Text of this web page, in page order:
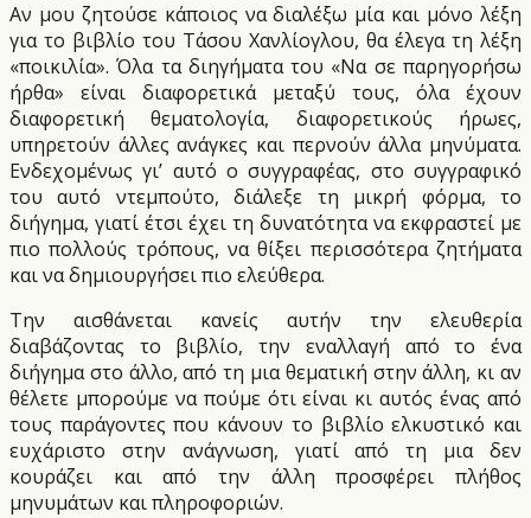
Αν μου ζητούσε κάποιος να διαλέξω μία και μόνο λέξη
για το βιβλίο του Τάσου Χανλίογλου, θα έλεγα τη λέξη
«ποικιλία». Όλα τα διηγήματα του «Να σε παρηγορήσω
ήρθα» είναι διαφορετικά μεταξύ τους, όλα έχουν
διαφορετική θεματολογία, διαφορετικούς ήρωες,
υπηρετούν άλλες ανάγκες και περνούν άλλα μηνύματα.
Ενδεχομένως γι’ αυτό ο συγγραφέας, στο συγγραφικό
του αυτό ντεμπούτο, διάλεξε τη μικρή φόρμα, το
διήγημα, γιατί έτσι έχει τη δυνατότητα να εκφραστεί με
πιο πολλούς τρόπους, να θίξει περισσότερα ζητήματα
και να δημιουργήσει πιο ελεύθερα.
Την αισθάνεται κανείς αυτήν την ελευθερία
διαβάζοντας το βιβλίο, την εναλλαγή από το ένα
διήγημα στο άλλο, από τη μια θεματική στην άλλη, κι αν
θέλετε μπορούμε να πούμε ότι είναι κι αυτός ένας από
τους παράγοντες που κάνουν το βιβλίο ελκυστικό και
ευχάριστο στην ανάγνωση, γιατί από τη μια δεν
κουράζει και από την άλλη προσφέρει πλήθος
μηνυμάτων και πληροφοριών.